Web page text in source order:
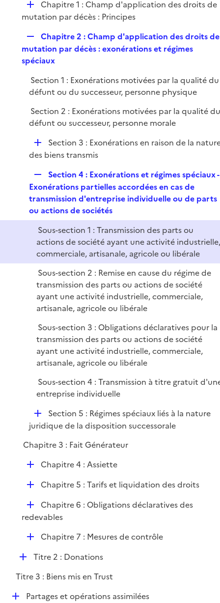
r
p
l
r
D
é
i
e
Chapitre 1 : Champ d'application des droits de
mutation par décès : Principes
e
p
i
e
Chapitre 2 : Champ d'application des droits de
mutation par décès : exonérations et régimes
spéciaux
Section 1 : Exonérations motivées par la qualité du
défunt ou du successeur, personne physique
Section 2 : Exonérations motivées par la qualité
défunt ou successeur, personne morale
D
é
i
e
r
Section 3 : Exonérations en raison de la
des biens transmis
e
p
l
i
e
r
Section 4 : Exonérations et régimes spéciaux -
Exonérations partielles accordées en cas de
transmission d'entreprise individuelle ou de parts
ou actions de sociétés
Sous-section 1 : Transmission des parts ou
actions de société ayant une activité industrielle,
commerciale, artisanale, agricole ou libérale
Sous-section 2 : Remise en cause du régime de
transmission des parts ou actions de société
ayant une activité industrielle, commerciale,
artisanale, agricole ou libérale
Sous-section 3 : Obligations déclaratives pour la
transmission des parts ou actions de société
ayant une activité industrielle, commerciale,
artisanale, agricole ou libérale
Sous-section 4 : Transmission à titre gratuit
entreprise individuelle
D
é
l
i
r
Section 5 : Régimes spéciaux liés à la nature
juridique de la disposition successorale
Chapitre 3 : Fait Générateur
D
e
Chapitre 4 : Assiette
D
l
r
Chapitre 5 : Tarifs et liquidation des droits
D
é
i
e
r
Chapitre 6 : Obligations déclaratives des
redevables
D
p
l
i
e
Chapitre 7 : Mesures de contrôle
D
p
l
Titre 2 : Donations
Titre 3 : Biens mis en Trust
DPartages et opérations assimilées